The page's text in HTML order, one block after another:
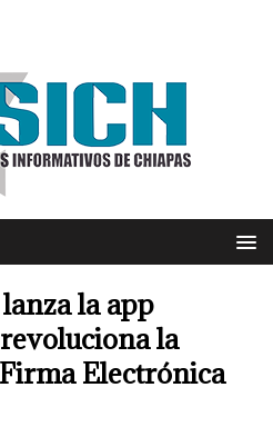
la app
la
Electrónica